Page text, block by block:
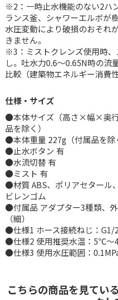
※2：一時止水機能のない2ハ
ランス釜、シャワーエルボが
水圧変動により破損のおそれ
きません。
※3：ミストクレンズ使用時
し。吐水力0.6～0.65N時の流
比較（建築物エネルギー消費
仕様・サイズ
●本体サイズ（高さ×幅×奥
品を除く）
●本体重量 227g（付属品を除
●止水ボタン 有
●水流切替 有
●ミスト 有
●材質 ABS、ポリアセタール
ビレンゴム
●付属品 アダプター3種類、
（細）
●仕様1 ホース接続ねじ：G1/
●仕様2 使用推奨水温：5℃
●仕様3 使用水圧範囲：
こちらの商品を見てい